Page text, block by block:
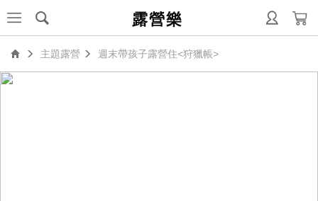
露營樂
主題露營 週末帶孩子露營住<狩獵帳>